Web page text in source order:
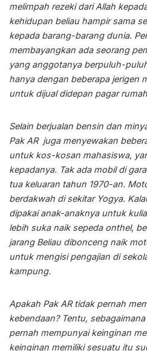
melimpah rezeki dari Allah
kehidupan beliau hampir sama
kepada barang-barang dunia.
membayangkan ada seorang
yang anggotanya berpuluh-
hanya dengan beberapa jerigen
untuk dijual didepan pagar
Selain berjualan bensin dan
Pak AR juga menyewakan
untuk kos-kosan mahasiswa,
kepadanya. Tak ada mobil di
tua keluaran tahun 1970-an.
berdakwah di sekitar Yogya.
dipakai anak-anaknya untuk
lebih suka naik sepeda onthel,
jarang Beliau dibonceng naik
untuk mengisi pengajian di
kampung.
Apakah Pak AR tidak pernah
kebendaan? Tentu,
pernah mempunyai keinginan
keinginan memiliki sesuatu itu